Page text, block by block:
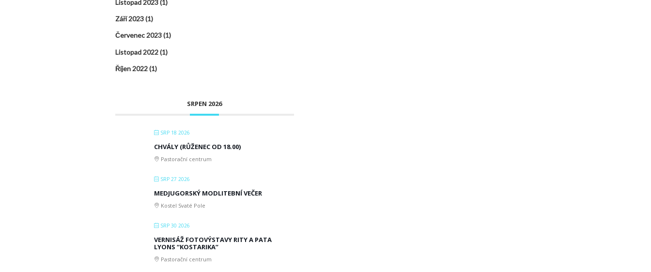
Listopad 2023(1)
Září 2023(1)
Červenec 2023(1)
Listopad 2022(1)
Říjen 2022(1)
SRPEN 2026
SRP 18 2026
CHVÁLY (RŮŽENEC OD 18.00)
Pastorační centrum
SRP 27 2026
MEDJUGORSKÝ MODLITEBNÍ VEČER
Kostel Svaté Pole
SRP 30 2026
VERNISÁŽ FOTOVÝSTAVY RITY A PATA
LYONS “KOSTARIKA”
Pastorační centrum